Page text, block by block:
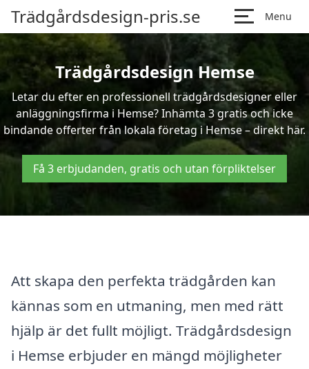
Trädgårdsdesign-pris.se Menu
Trädgårdsdesign Hemse
Letar du efter en professionell trädgårdsdesigner eller
anläggningsfirma i Hemse? Inhämta 3 gratis och icke
bindande offerter från lokala företag i Hemse – direkt här.
Få 3 erbjudanden, gratis och utan förpliktelser
Att skapa den perfekta trädgården kan
kännas som en utmaning, men med rätt
hjälp är det fullt möjligt. Trädgårdsdesign
i Hemse erbjuder en mängd möjligheter